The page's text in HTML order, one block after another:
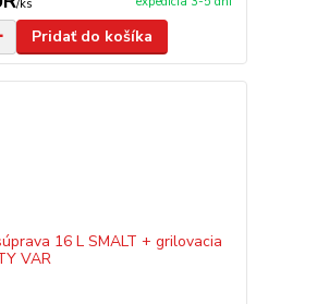
/ks
Pridať do košíka